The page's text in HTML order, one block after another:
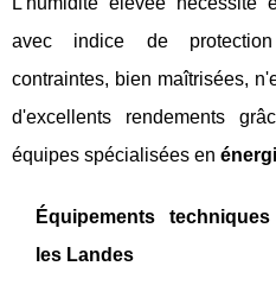
avec indice de
contraintes, bien maîtrisées,
d'excellents rendements
équipes spécialisées en
Équipements
les Landes